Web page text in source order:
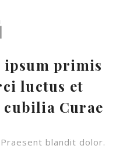
ipsum primis
luctus et
Curae
blandit dolor.